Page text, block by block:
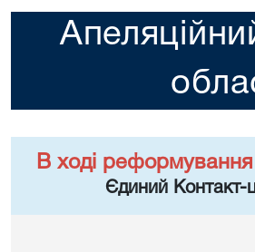
В ході
Єдиний Контакт-